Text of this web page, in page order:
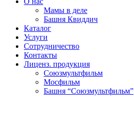
Мамы в деле
Башня Квиддич
Каталог
Услуги
Сотрудничество
Контакты
Лиценз. продукция
Союзмультфильм
Мосфильм
Башня “Союзмультфильм”